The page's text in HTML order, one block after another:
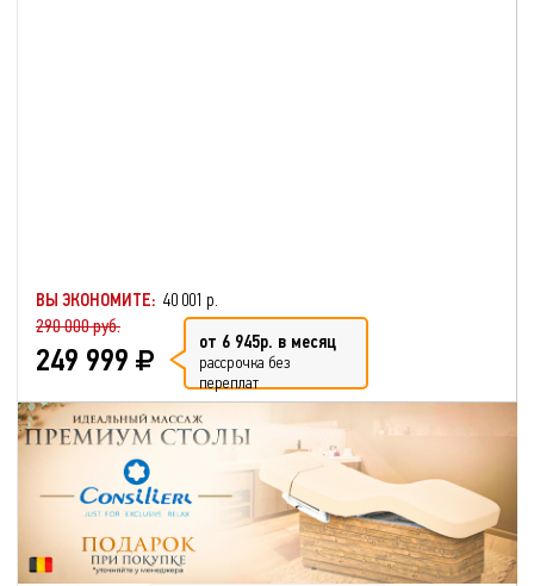
ВЫ ЭКОНОМИТЕ: 40 001 р.
290 000 руб.
249 999 от 6 945р. в месяц
рассрочка без
переплат